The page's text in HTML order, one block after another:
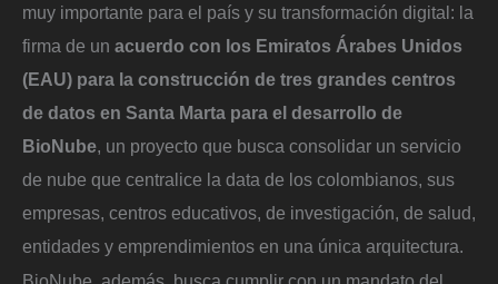
muy importante para el país y su transformación digital: la
firma de un acuerdo con los Emiratos Árabes Unidos
(EAU) para la construcción de tres grandes centros
de datos en Santa Marta para el desarrollo de
BioNube, un proyecto que busca consolidar un servicio
de nube que centralice la data de los colombianos, sus
empresas, centros educativos, de investigación, de salud,
entidades y emprendimientos en una única arquitectura.